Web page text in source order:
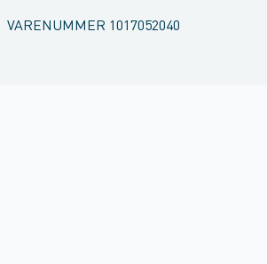
VARENUMMER 1017052040